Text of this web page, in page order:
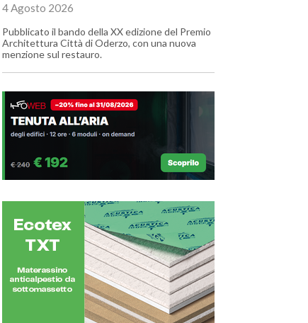
4 Agosto 2026
Pubblicato il bando della XX edizione del Premio
Architettura Città di Oderzo, con una nuova
menzione sul restauro.